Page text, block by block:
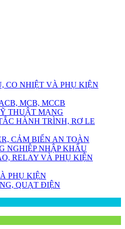
CO NHIỆT VÀ PHỤ KIỆN
MCB, MCCB
THUẬT MẠNG
HÀNH TRÌNH, RƠ LE
CẢM BIẾN AN TOÀN
NGHIỆP NHẬP KHẨU
RELAY VÀ PHỤ KIỆN
PHỤ KIỆN
QUẠT ĐIỆN